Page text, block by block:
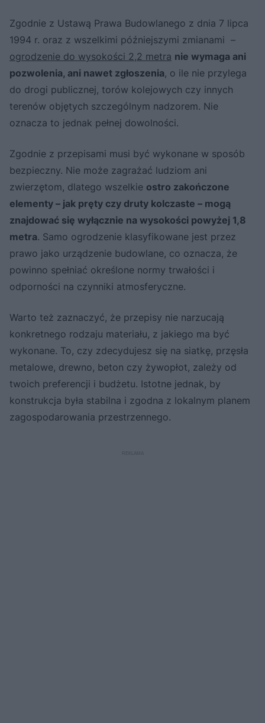
Zgodnie z Ustawą Prawa Budowlanego z dnia 7 lipca
1994 r. oraz z wszelkimi późniejszymi zmianami –
ogrodzenie do wysokości 2,2 metra nie wymaga ani
pozwolenia, ani nawet zgłoszenia, o ile nie przylega
do drogi publicznej, torów kolejowych czy innych
terenów objętych szczególnym nadzorem. Nie
oznacza to jednak pełnej dowolności.
Zgodnie z przepisami musi być wykonane w sposób
bezpieczny. Nie może zagrażać ludziom ani
zwierzętom, dlatego wszelkie ostro zakończone
elementy – jak pręty czy druty kolczaste – mogą
znajdować się wyłącznie na wysokości powyżej 1,8
metra. Samo ogrodzenie klasyfikowane jest przez
prawo jako urządzenie budowlane, co oznacza, że
powinno spełniać określone normy trwałości i
odporności na czynniki atmosferyczne.
Warto też zaznaczyć, że przepisy nie narzucają
konkretnego rodzaju materiału, z jakiego ma być
wykonane. To, czy zdecydujesz się na siatkę, przęsła
metalowe, drewno, beton czy żywopłot, zależy od
twoich preferencji i budżetu. Istotne jednak, by
konstrukcja była stabilna i zgodna z lokalnym planem
zagospodarowania przestrzennego.